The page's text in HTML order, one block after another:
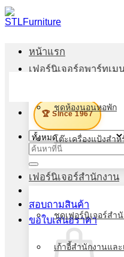
ข้าม
ไป
เนื้อหา
🏆 Since 1967
ค้นหา:
สอบถามสินค้า
ขอใบเสนอราคา
หน้าแรก
เฟอร์นิเจอร์อพาร์ทเม
ชุดห้องนอนหอพัก
โต๊ะเครื่องแป้งสำ
เฟอร์นิเจอร์สำนักงาน
ชุดเฟอร์นิเจอร์สำ
เก้าอี้สำนักงานแล